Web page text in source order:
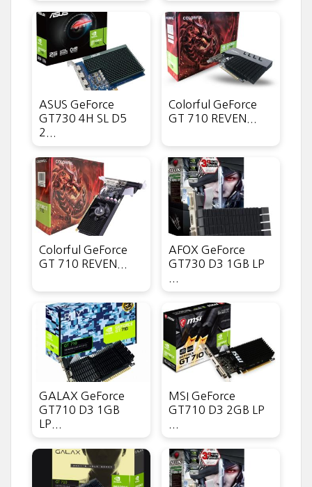
ASUS GeForce
GT730 4H SL D5
2...
Colorful GeForce
GT 710 REVEN...
Colorful GeForce
GT 710 REVEN...
AFOX GeForce
GT730 D3 1GB LP
GALAX GeForce
GT710 D3 1GB
LP...
MSI GeForce
GT710 D3 2GB LP